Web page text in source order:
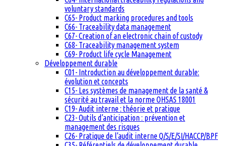
voluntary standards
C65- Product marking procedures and tools
C66- Traceability data management
C67- Creation of an electronic chain of custody
C68- Traceability management system
C69- Product life cycle Management
Développement durable
C01- Introduction au développement durable:
évolution et concepts
C15- Les systèmes de management de la santé &
sécurité au travail et la norme OHSAS 18001
C19- Audit interne : théorie et pratique
C23- Outils d’anticipation : prévention et
management des risques
C26- Pratique de l’audit interne Q/S/E/SI/HACCP/BPF